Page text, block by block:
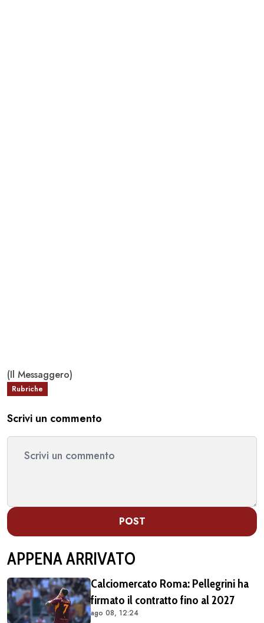
(Il Messaggero)
Rubriche
Scrivi un commento
POST
APPENA ARRIVATO
Calciomercato Roma: Pellegrini ha
firmato il contratto fino al 2027
ago 08, 12:24